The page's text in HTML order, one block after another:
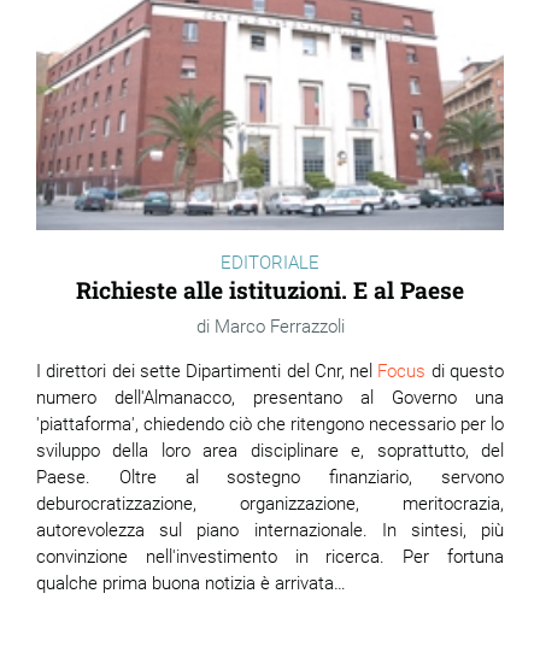
EDITORIALE
Richieste alle istituzioni. E al Paese
Marco Ferrazzoli
I direttori dei sette Dipartimenti del Cnr, nel Focus di questo
numero dell'Almanacco, presentano al Governo una
'piattaforma', chiedendo ciò che ritengono necessario per lo
sviluppo della loro area disciplinare e, soprattutto, del
Paese. Oltre al sostegno finanziario, servono
deburocratizzazione, organizzazione, meritocrazia,
autorevolezza sul piano internazionale. In sintesi, più
convinzione nell'investimento in ricerca. Per fortuna
qualche prima buona notizia è arrivata…